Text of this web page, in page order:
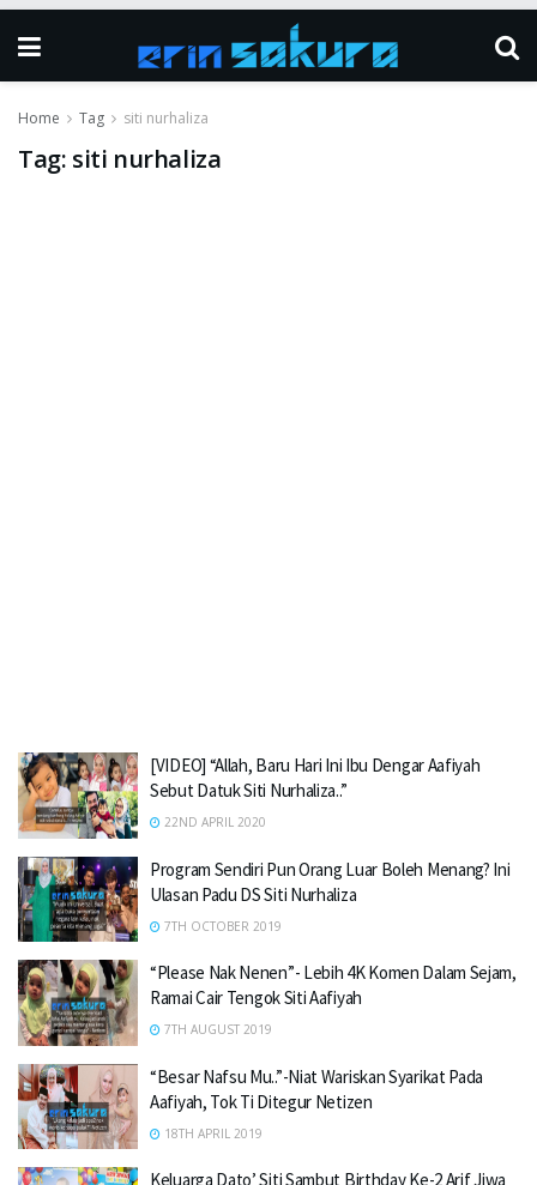
Home Tag siti nurhaliza
Tag: siti nurhaliza
[VIDEO] “Allah, Baru Hari Ini Ibu Dengar Aafiyah
Sebut Datuk Siti Nurhaliza..”
22ND APRIL 2020
Program Sendiri Pun Orang Luar Boleh Menang? Ini
Ulasan Padu DS Siti Nurhaliza
7TH OCTOBER 2019
“Please Nak Nenen”- Lebih 4K Komen Dalam Sejam,
Ramai Cair Tengok Siti Aafiyah
7TH AUGUST 2019
“Besar Nafsu Mu..”-Niat Wariskan Syarikat Pada
Aafiyah, Tok Ti Ditegur Netizen
18TH APRIL 2019
Keluarga Dato’ Siti Sambut Birthday Ke-2 Arif Jiwa